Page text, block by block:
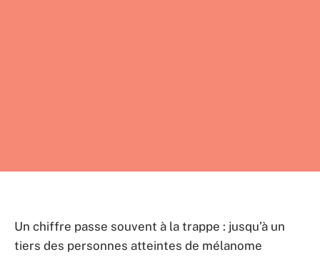
Un chiffre passe souvent à la trappe : jusqu’à un
tiers des personnes atteintes de mélanome